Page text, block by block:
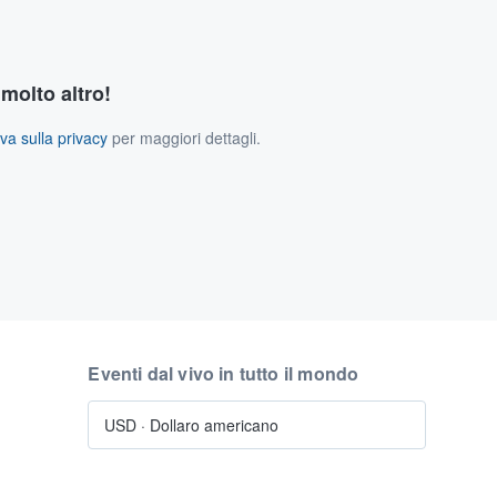
altro!
sulla privacyper maggiori dettagli.
Eventi dal vivo in tutto il mondo
USD · Dollaro americano